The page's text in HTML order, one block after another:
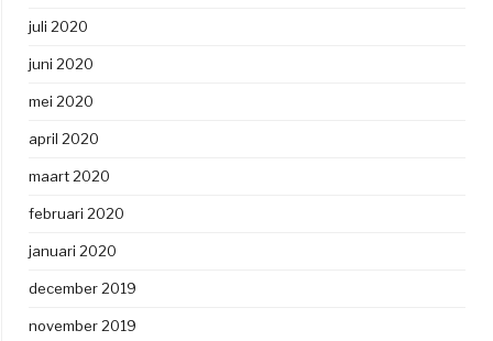
juli 2020
juni 2020
mei 2020
april 2020
maart 2020
februari 2020
januari 2020
december 2019
november 2019